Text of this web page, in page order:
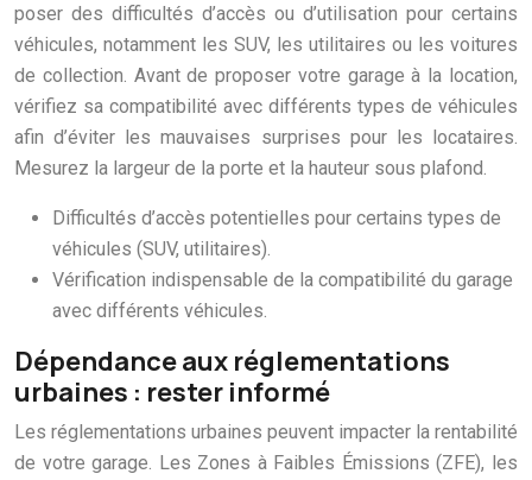
poser des difficultés d’accès ou d’utilisation pour certains
véhicules, notamment les SUV, les utilitaires ou les voitures
de collection. Avant de proposer votre garage à la location,
vérifiez sa compatibilité avec différents types de véhicules
afin d’éviter les mauvaises surprises pour les locataires.
Mesurez la largeur de la porte et la hauteur sous plafond.
Difficultés d’accès potentielles pour certains types de
véhicules (SUV, utilitaires).
Vérification indispensable de la compatibilité du garage
avec différents véhicules.
Dépendance aux réglementations
urbaines : rester informé
Les réglementations urbaines peuvent impacter la rentabilité
de votre garage. Les Zones à Faibles Émissions (ZFE), les